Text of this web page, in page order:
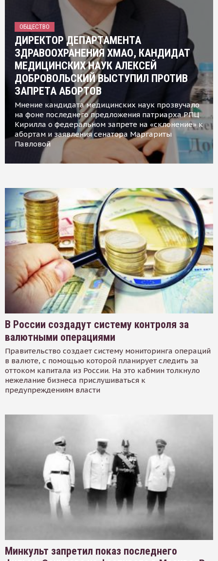
ОБЩЕСТВО
ДИРЕКТОР ДЕПАРТАМЕНТА
ЗДРАВООХРАНЕНИЯ ХМАО, КАНДИДАТ
МЕДИЦИНСКИХ НАУК АЛЕКСЕЙ
ДОБРОВОЛЬСКИЙ ВЫСТУПИЛ ПРОТИВ
ЗАПРЕТА АБОРТОВ
Мнение кандидата медицинских наук прозвучало
на фоне последнего предложения патриарха РПЦ
Кирилла о федеральном запрете на «склонение» к
абортам и заявления сенатора Маргариты
Павловой
В России создадут систему контроля за
валютными операциями
Правительство создает систему мониторинга операций
в валюте, с помощью которой планирует следить за
оттоком капитала из России. На это кабмин толкнуло
нежелание бизнеса прислушиваться к
предупреждениям власти
Минкульт запретил показ последнего